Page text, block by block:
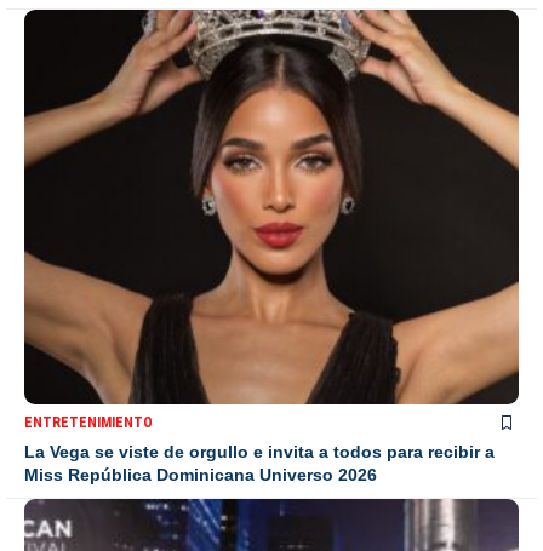
ENTRETENIMIENTO
La Vega se viste de orgullo e invita a todos para recibir a
Miss República Dominicana Universo 2026